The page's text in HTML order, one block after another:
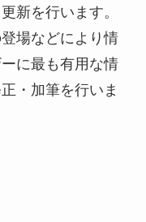
新を行います。
場などにより情
に最も有用な情
・加筆を行いま